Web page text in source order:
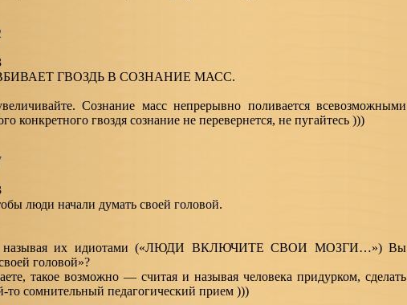
ГВОЗДЬ В СОЗНАНИЕ МАСС.
Сознание масс непрерывно поливается всевозможными
конкретного гвоздя сознание не перевернется, не пугайтесь )))
люди начали думать своей головой.
называя их идиотами («ЛЮДИ ВКЛЮЧИТЕ СВОИ МОЗГИ…») Вы
головой»?
такое возможно — считая и называя человека придурком, сделать
то сомнительный педагогический прием )))